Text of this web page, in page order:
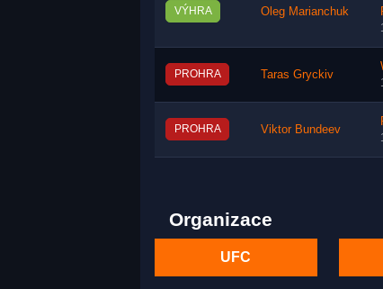
VÝHRA Oleg Marianchuk
PROHRA Taras Gryckiv
PROHRA Viktor Bundeev
Organizace
UFC